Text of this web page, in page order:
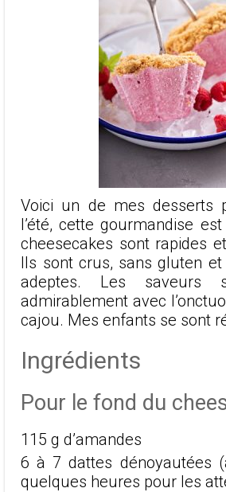
Voici un de mes desserts
l’été, cette gourmandise
cheesecakes sont rapides
Ils sont crus, sans gluten
adeptes. Les saveurs
admirablement avec
cajou. Mes enfants se sont
Ingrédients
Pour le fond du
115 g d’amandes
6 à 7 dattes dénoyautées
quelques heures pour les